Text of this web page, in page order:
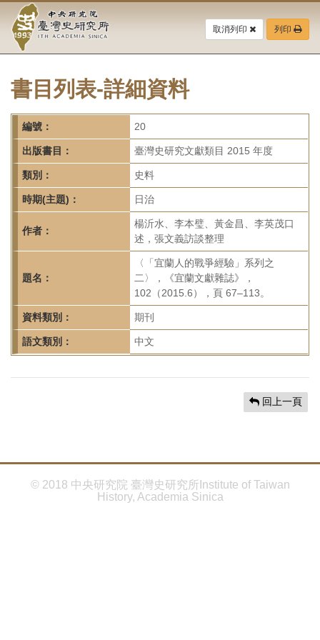
要
中
央
研
究
院-
臺
灣
史
研
究
首
頁
取消列印 列印
書目列表-詳細資料
編號： 20
出版書目： 臺灣史研究文獻類目 2015 年度
類別： 史料
時期(主題)： 日治
作者：
楊沂水、李本璧、黃金昌、李英茂口
述，張文義訪談整理
題名：
〈「宜蘭人的戰爭經驗」系列之
二〉，《宜蘭文獻雜誌》，
102（2015.6），頁 67–113。
資料類別： 期刊
語文類別： 中文
回上一頁
© 2018 中央研究院 臺灣史研究所Institute of Taiwan
History, Academia Sinica